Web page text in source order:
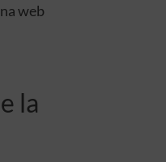
web
la